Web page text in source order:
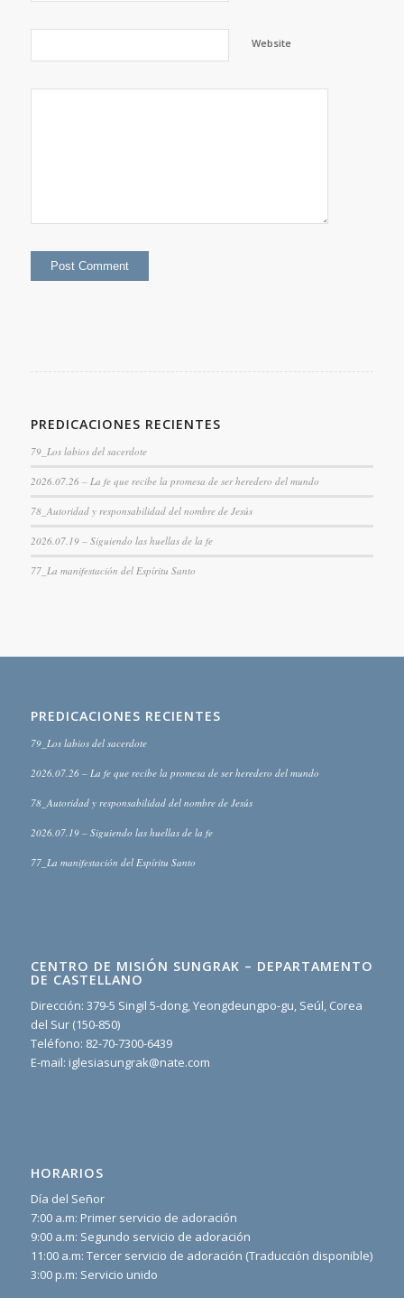
Website
PREDICACIONES RECIENTES
79_Los labios del sacerdote
2026.07.26 – La fe que recibe la promesa de ser heredero del mundo
78_Autoridad y responsabilidad del nombre de Jesús
2026.07.19 – Siguiendo las huellas de la fe
77_La manifestación del Espíritu Santo
PREDICACIONES RECIENTES
79_Los labios del sacerdote
2026.07.26 – La fe que recibe la promesa de ser heredero del mundo
78_Autoridad y responsabilidad del nombre de Jesús
2026.07.19 – Siguiendo las huellas de la fe
77_La manifestación del Espíritu Santo
CENTRO DE MISIÓN SUNGRAK – DEPARTAMENTO
DE CASTELLANO
Dirección: 379-5 Singil 5-dong, Yeongdeungpo-gu, Seúl, Corea
del Sur (150-850)
Teléfono: 82-70-7300-6439
E-mail: iglesiasungrak@nate.com
HORARIOS
Día del Señor
7:00 a.m: Primer servicio de adoración
9:00 a.m: Segundo servicio de adoración
11:00 a.m: Tercer servicio de adoración (Traducción disponible)
3:00 p.m: Servicio unido